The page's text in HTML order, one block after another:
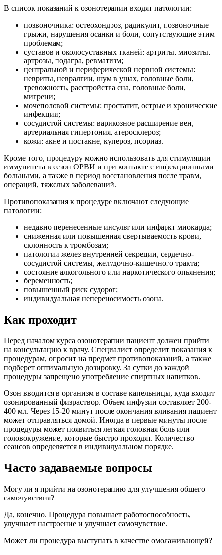
В список показаний к озонотерапии входят патологии:
позвоночника: остеохондроз, радикулит, позвоночные
грыжи, нарушения осанки и боли, сопутствующие этим
проблемам;
суставов и околосуставных тканей: артриты, миозиты,
артрозы, подагра, ревматизм;
центральной и периферической нервной системы:
невриты, невралгии, шум в ушах, головные боли,
тревожность, расстройства сна, головные боли,
мигрени;
мочеполовой системы: простатит, острые и хронические
инфекции;
сосудистой системы: варикозное расширение вен,
артериальная гипертония, атеросклероз;
кожи: акне и постакне, купероз, псориаз.
Кроме того, процедуру можно использовать для стимуляции
иммунитета в сезон ОРВИ и при контакте с инфекционными
больными, а также в период восстановления после травм,
операций, тяжелых заболеваний.
Противопоказания к процедуре включают следующие
патологии:
недавно перенесенные инсульт или инфаркт миокарда;
сниженная или повышенная свертываемость крови,
склонность к тромбозам;
патологии желез внутренней секреции, сердечно-
сосудистой системы, желудочно-кишечного тракта;
состояние алкогольного или наркотического опьянения;
беременность;
повышенный риск судорог;
индивидуальная непереносимость озона.
Как проходит
Перед началом курса озонотерапии пациент должен прийти
на консультацию к врачу. Специалист определит показания к
процедурам, опросит на предмет противопоказаний, а также
подберет оптимальную дозировку. За сутки до каждой
процедуры запрещено употребление спиртных напитков.
Озон вводится в организм в составе капельницы, куда входит
озонированный физраствор. Объем инфузии составляет 200-
400 мл. Через 15-20 минут после окончания вливания пациент
может отправляться домой. Иногда в первые минуты после
процедуры может появиться легкая головная боль или
головокружение, которые быстро проходят. Количество
сеансов определяется в индивидуальном порядке.
Часто задаваемые вопросы
Могу ли я прийти на озонотерапию для улучшения общего
самочувствия?
Да, конечно. Процедура повышает работоспособность,
улучшает настроение и улучшает самочувствие.
Может ли процедура выступать в качестве омолаживающей?